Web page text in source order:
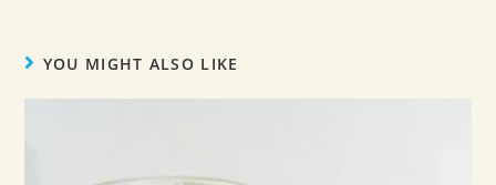
e
b
o
d
n
l e
YOU MIGHT ALSO LIKE